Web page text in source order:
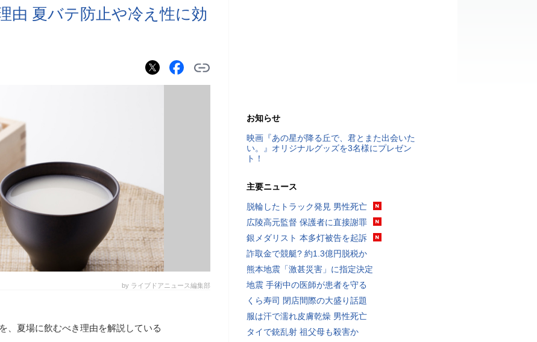
由 夏バテ防止や冷え性に効
by ライブドアニュース編集部
、夏場に飲むべき理由を解説している
お知らせ
映画『あの星が降る丘で、君とまた出会いた
い。』オリジナルグッズを3名様にプレゼン
ト！
主要ニュース
脱輪したトラック発見 男性死亡
広陵高元監督 保護者に直接謝罪
銀メダリスト 本多灯被告を起訴
詐取金で競艇? 約1.3億円脱税か
熊本地震「激甚災害」に指定決定
地震 手術中の医師が患者を守る
くら寿司 閉店間際の大盛り話題
服は汗で濡れ皮膚乾燥 男性死亡
タイで銃乱射 祖父母も殺害か